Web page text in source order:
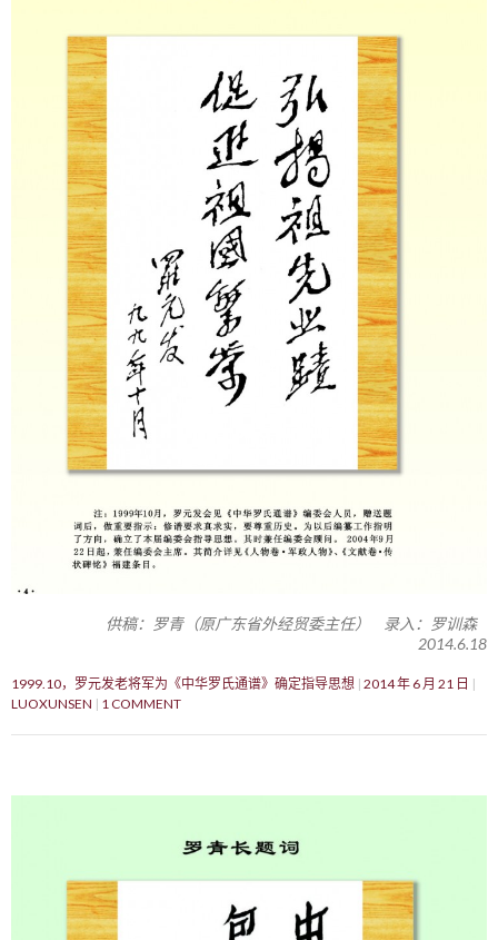
供稿：罗青（原广东省外经贸委主任） 录入：罗训森
2014.6.18
1999.10，罗元发老将军为《中华罗氏通谱》确定指导思想 2014 年 6 月 21 日
LUOXUNSEN
1 COMMENT